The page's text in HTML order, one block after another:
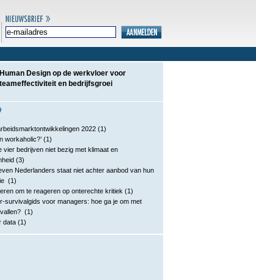
Human Design op de werkvloer voor
teameffectiviteit en bedrijfsgroei
2022 (1)
workaholic?’ (1)
vier bedrijven niet bezig met klimaat en
(3)
Nederlanders staat niet achter aanbod van hun
(1)
om te reageren op onterechte kritiek (1)
survivalgids voor managers: hoe ga je om met
(1)
data (1)